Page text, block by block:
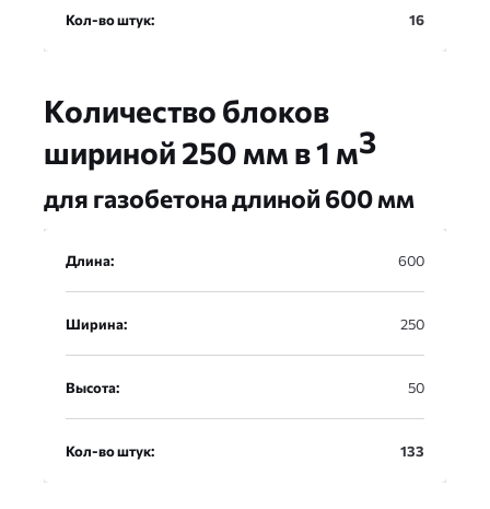
Кол-во штук: 16
Количество блоков
шириной 250 мм в 1 м3
для газобетона длиной 600 мм
Длина
Ширина
Высота
Кол-во штук
Длина: 600
Ширина: 250
Высота: 50
Кол-во штук: 133